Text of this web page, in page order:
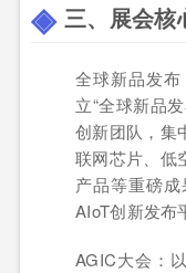
三、展会核
全球新品发
立“全球新品
创新团队，集
联网芯片、低
产品等重磅
AIoT创新发布
AGIC大会：